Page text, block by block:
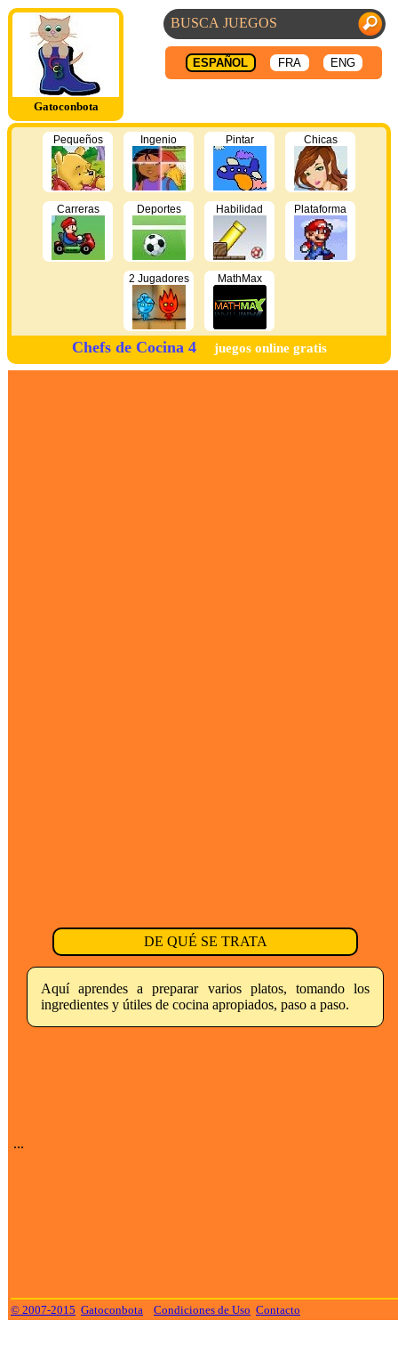
Gatoconbota
ESPAÑOL FRA ENG
Pequeños Ingenio Pintar Chicas
Carreras Deportes Habilidad Plataforma
2 Jugadores MathMax
Chefs de Cocina 4 juegos online gratis
DE QUÉ SE TRATA
Aquí aprendes a preparar varios platos, tomando los
ingredientes y útiles de cocina apropiados, paso a paso.
...
© 2007-2015 Gatoconbota Condiciones de Uso Contacto